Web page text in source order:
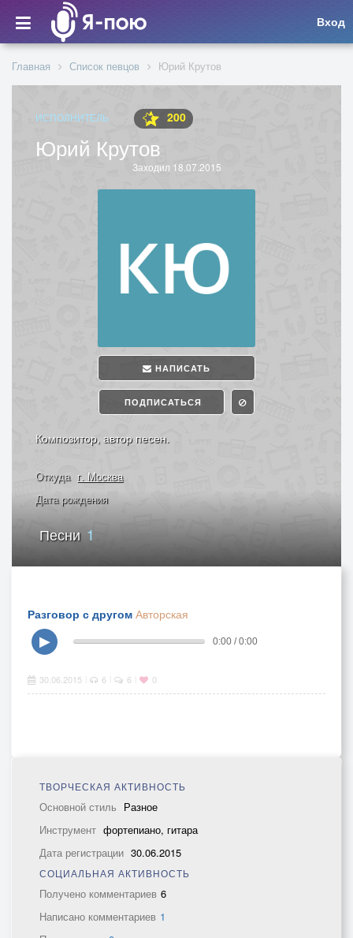
Вход
Главная Список певцов Юрий Крутов
ИСПОЛНИТЕЛЬ 200
Юрий Крутов
Заходил 18.07.2015
НАПИСАТЬ
ПОДПИСАТЬСЯ
Композитор, автор песен.
Откуда г. Москва
Дата рождения
Песни 1
Разговор с другом Авторская
▶
0:00 / 0:00
30.06.2015 6 6 0
ТВОРЧЕСКАЯ АКТИВНОСТЬ
Основной стиль Разное
Инструмент фортепиано, гитара
Дата регистрации 30.06.2015
СОЦИАЛЬНАЯ АКТИВНОСТЬ
Получено комментариев 6
Написано комментариев 1